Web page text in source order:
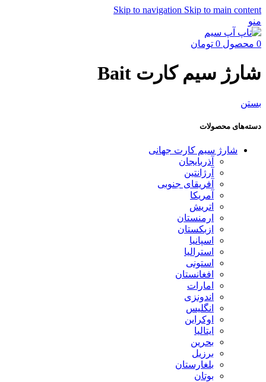
Skip to navigation Skip to main content
منو
0 محصول 0 تومان
شارژ سیم کارت Bait
بستن
دسته‌های محصولات
شارژ سیم کارت جهانی
آذربایجان
آرژانتین
آفریقای جنوبی
آمریکا
اتریش
ارمنستان
ازبکستان
اسپانیا
استرالیا
استونی
افغانستان
امارات
اندونزی
انگلیس
اوکراین
ایتالیا
بحرین
برزیل
بلغارستان
بوتان